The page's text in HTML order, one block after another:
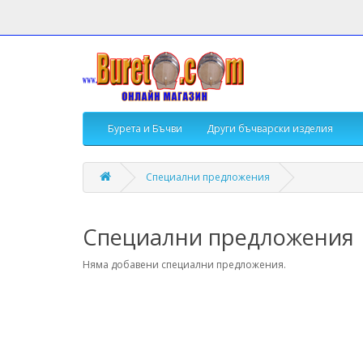
Бурета и Бъчви Други бъчварски изделия
Специални предложения
Специални предложения
Няма добавени специални предложения.